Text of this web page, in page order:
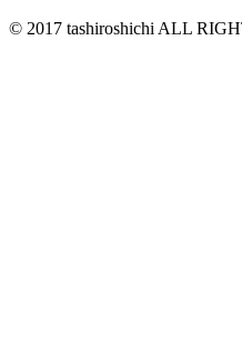
© 2017 tashiroshichi ALL